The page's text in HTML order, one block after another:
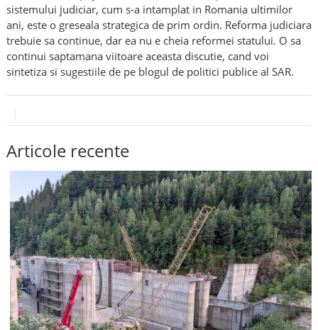
sistemului judiciar, cum s-a intamplat in Romania ultimilor
ani, este o greseala strategica de prim ordin. Reforma judiciara
trebuie sa continue, dar ea nu e cheia reformei statului. O sa
continui saptamana viitoare aceasta discutie, cand voi
sintetiza si sugestiile de pe blogul de politici publice al SAR.
Articole recente